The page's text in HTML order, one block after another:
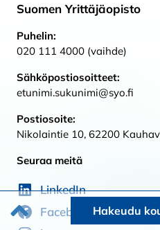
Hakeudu
Suomen Yrittäjäopisto
Puhelin:
020 111 4000 (vaihde)
Sähköpostiosoitteet:
etunimi.sukunimi@syo.fi
Postiosoite:
Nikolaintie 10, 62200
Seuraa meitä
LinkedIn
Facebook
Takaisin alkuun